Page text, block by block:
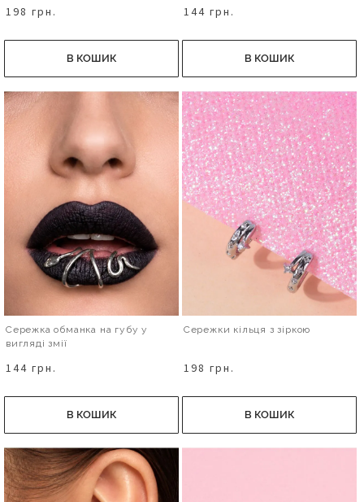
198 грн.
В КОШИК
144 грн.
В КОШИК
Сережка обманка на губу у
вигляді змії
144 грн.
В КОШИК
Сережки кільця з зіркою
198 грн.
В КОШИК